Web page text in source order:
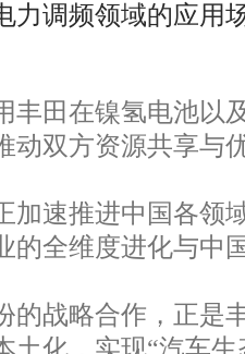
力调频领域的应用场
田在镍氢电池以
动双方资源共享与
加速推进中国各领
的全维度进化与中
战略合作，正是